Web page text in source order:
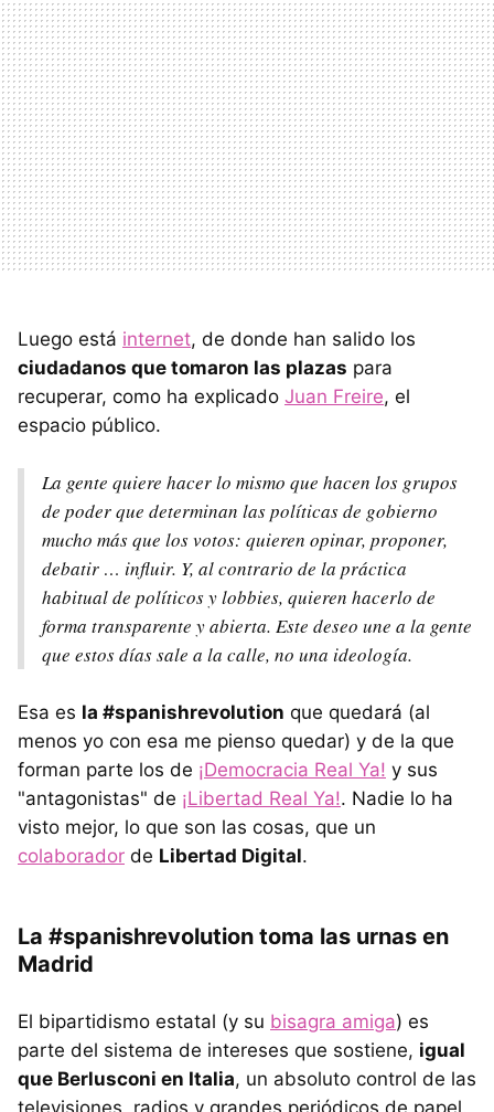
Luego está internet, de donde han salido los
ciudadanos que tomaron las plazas para
recuperar, como ha explicado Juan Freire, el
espacio público.
La gente quiere hacer lo mismo que hacen los grupos
de poder que determinan las políticas de gobierno
mucho más que los votos: quieren opinar, proponer,
debatir … influir. Y, al contrario de la práctica
habitual de políticos y lobbies, quieren hacerlo de
forma transparente y abierta. Este deseo une a la gente
que estos días sale a la calle, no una ideología.
Esa es la #spanishrevolution que quedará (al
menos yo con esa me pienso quedar) y de la que
forman parte los de ¡Democracia Real Ya! y sus
"antagonistas" de ¡Libertad Real Ya!. Nadie lo ha
visto mejor, lo que son las cosas, que un
colaborador de Libertad Digital.
La #spanishrevolution toma las urnas en
Madrid
El bipartidismo estatal (y su bisagra amiga) es
parte del sistema de intereses que sostiene, igual
que Berlusconi en Italia, un absoluto control de las
televisiones, radios y grandes periódicos de papel.